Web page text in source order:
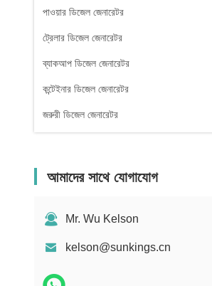
পাওয়ার ডিজেল জেনারেটর
ট্রেলার ডিজেল জেনারেটর
ব্যাকআপ ডিজেল জেনারেটর
কন্টেইনার ডিজেল জেনারেটর
জরুরী ডিজেল জেনারেটর
আমাদের সাথে যোগাযোগ
Mr. Wu Kelson
kelson@sunkings.cn